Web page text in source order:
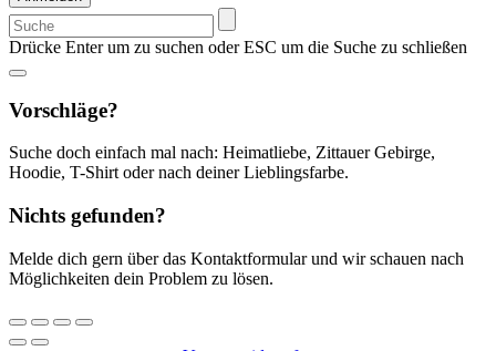
Suchen
nach:
Drücke Enter um zu suchen oder ESC um die Suche zu schließen
Vorschläge?
Suche doch einfach mal nach: Heimatliebe, Zittauer Gebirge,
Hoodie, T-Shirt oder nach deiner Lieblingsfarbe.
Nichts gefunden?
Melde dich gern über das Kontaktformular und wir schauen nach
Möglichkeiten dein Problem zu lösen.